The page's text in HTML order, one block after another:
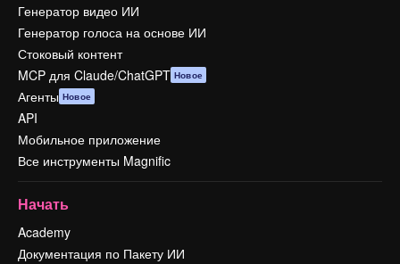
Генератор видео ИИ
Генератор голоса на основе ИИ
Стоковый контент
MCP для Claude/ChatGPT Новое
Агенты Новое
API
Мобильное приложение
Все инструменты Magnific
Начать
Academy
Документация по Пакету ИИ